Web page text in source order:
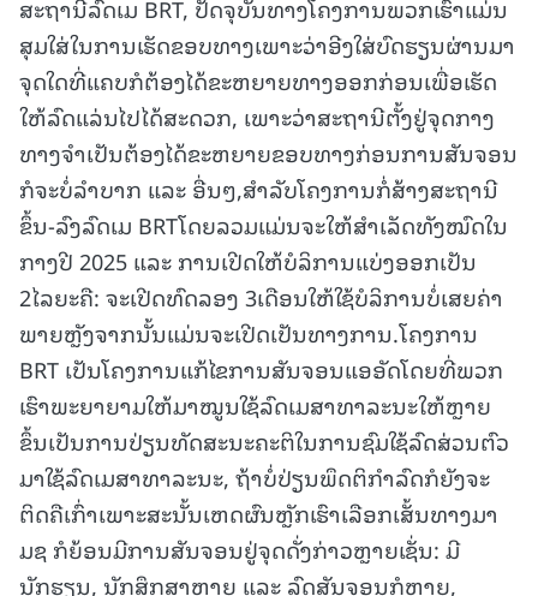
ສະຖານີລົດເມ BRT, ປັດຈຸບັນທາງໂຄງການພວກເຮົາແມ່ນ
ສຸມໃສ່ໃນການເຮັດຂອບທາງເພາະວ່າອີງໃສ່ບົດຮຽນຜ່ານມາ
ຈຸດໃດທີ່ແຄບກໍຕ້ອງໄດ້ຂະຫຍາຍທາງອອກກ່ອນເພື່ອເຮັດ
ໃຫ້ລົດແລ່ນໄປໄດ້ສະດວກ, ເພາະວ່າສະຖານີຕັ້ງຢູ່ຈຸດກາງ
ທາງຈຳເປັນຕ້ອງໄດ້ຂະຫຍາຍຂອບທາງກ່ອນການສັນຈອນ
ກໍຈະບໍ່ລໍາບາກ ແລະ ອື່ນໆ,ສໍາລັບໂຄງການກໍ່ສ້າງສະຖານີ
ຂຶ້ນ-ລົງລົດເມ BRTໂດຍລວມແມ່ນຈະໃຫ້ສໍາເລັດທັງໝົດໃນ
ກາງປີ 2025 ແລະ ການເປີດໃຫ້ບໍລິການແບ່ງອອກເປັນ
2ໄລຍະຄື: ຈະເປີດທົດລອງ 3ເດືອນໃຫ້ໃຊ້ບໍລິການບໍ່ເສຍຄ່າ
ພາຍຫຼັງຈາກນັ້ນແມ່ນຈະເປີດເປັນທາງການ.ໂຄງການ
BRT ເປັນໂຄງການແກ້ໄຂການສັນຈອນແອອັດໂດຍທີ່ພວກ
ເຮົາພະຍາຍາມໃຫ້ມາໝູນໃຊ້ລົດເມສາທາລະນະໃຫ້ຫຼາຍ
ຂຶ້ນເປັນການປ່ຽນທັດສະນະຄະຕິໃນການຊົມໃຊ້ລົດສ່ວນຕົວ
ມາໃຊ້ລົດເມສາທາລະນະ, ຖ້າບໍ່ປ່ຽນພຶດຕິກຳລົດກໍຍັງຈະ
ຕິດຄືເກົ່າເພາະສະນັ້ນເຫດຜົນຫຼັກເຮົາເລືອກເສັ້ນທາງມາ
ມຊ ກໍຍ້ອນມີການສັນຈອນຢູ່ຈຸດດັ່ງກ່າວຫຼາຍເຊັ່ນ: ມີ
ນັກຮຽນ, ນັກສຶກສາຫຼາຍ ແລະ ລົດສັນຈອນກໍຫຼາຍ,